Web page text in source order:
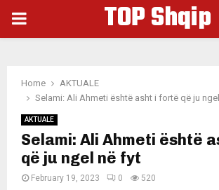
PRIMARY
TOP Shqip
Home
AKTUALE
Selami: Ali Ahmeti është asht i fortë që ju
AKTUALE
Selami: Ali Ahmeti është
që ju ngel në fyt
February 19, 2023 0 520